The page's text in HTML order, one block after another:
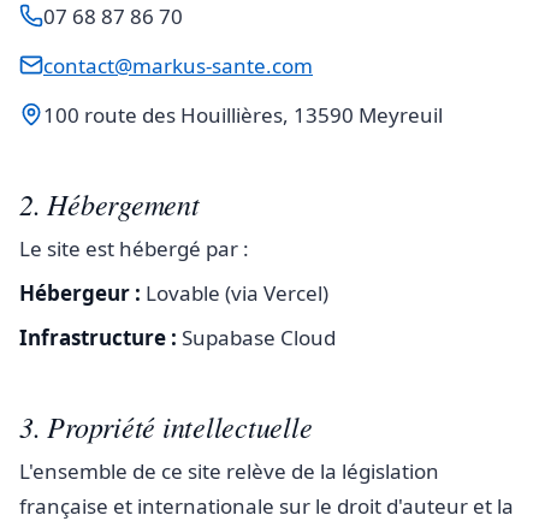
07 68 87 86 70
contact@markus-sante.com
100 route des Houillières, 13590 Meyreuil
2. Hébergement
Le site est hébergé par :
Hébergeur : Lovable (via Vercel)
Infrastructure : Supabase Cloud
3. Propriété intellectuelle
L'ensemble de ce site relève de la législation
française et internationale sur le droit d'auteur et la